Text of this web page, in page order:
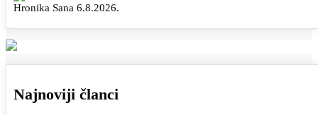
Hronika Sana 6.8.2026.
Najnoviji članci